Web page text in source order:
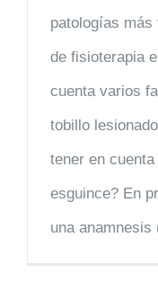
patologías
de fisioterapia
cuenta varios
tobillo
tener en
esguince? En
una